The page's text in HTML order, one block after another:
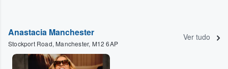
Anastacia Manchester
Stockport Road, Manchester, M12 6AP
Ver tudo